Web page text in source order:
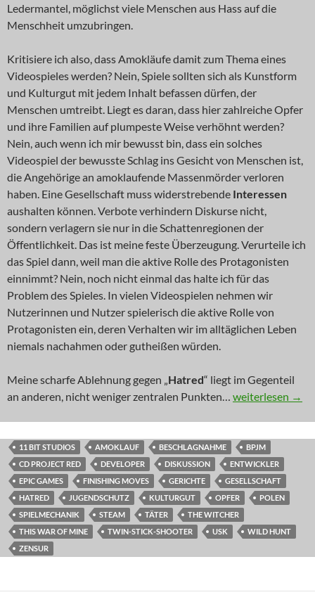
Ledermantel, möglichst viele Menschen aus Hass auf die
Menschheit umzubringen.
Kritisiere ich also, dass Amokläufe damit zum Thema eines
Videospieles werden? Nein, Spiele sollten sich als Kunstform
und Kulturgut mit jedem Inhalt befassen dürfen, der
Menschen umtreibt. Liegt es daran, dass hier zahlreiche Opfer
und ihre Familien auf plumpeste Weise verhöhnt werden?
Nein, auch wenn ich mir bewusst bin, dass ein solches
Videospiel der bewusste Schlag ins Gesicht von Menschen ist,
die Angehörige an amoklaufende Massenmörder verloren
haben. Eine Gesellschaft muss widerstrebende Interessen
aushalten können. Verbote verhindern Diskurse nicht,
sondern verlagern sie nur in die Schattenregionen der
Öffentlichkeit. Das ist meine feste Überzeugung. Verurteile ich
das Spiel dann, weil man die aktive Rolle des Protagonisten
einnimmt? Nein, noch nicht einmal das halte ich für das
Problem des Spieles. In vielen Videospielen nehmen wir
Nutzerinnen und Nutzer spielerisch die aktive Rolle von
Protagonisten ein, deren Verhalten wir im alltäglichen Leben
niemals nachahmen oder gutheißen würden.
Meine scharfe Ablehnung gegen „Hatred“ liegt im Gegenteil
an anderen, nicht weniger zentralen Punkten… NEWS: Der pure
weiterlesen →
11 BIT STUDIOS AMOKLAUF BESCHLAGNAHME
BPJM
CD PROJECT RED
DEVELOPER DISKUSSION
ENTWICKLER
EPIC GAMES
FINISHING MOVES GERICHTE
GESELLSCHAFT
HATRED
JUGENDSCHUTZ KULTURGUT OPFER
POLEN
SPIELMECHANIK
STEAM TÄTER
THE WITCHER
THIS WAR OF MINE
TWIN-STICK-SHOOTER USK
WILD HUNT
ZENSUR